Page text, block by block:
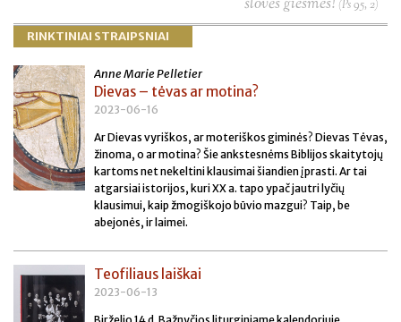
(Ps 95, 2)
RINKTINIAI STRAIPSNIAI
Anne Marie Pelletier
Dievas – tėvas ar motina?
2023-06-16
Ar Dievas vyriškos, ar moteriškos giminės? Dievas Tėvas,
žinoma, o ar motina? Šie ankstesnėms Biblijos skaitytojų
kartoms net nekeltini klausimai šiandien įprasti. Ar tai
atgarsiai istorijos, kuri XX a. tapo ypač jautri lyčių
klausimui, kaip žmogiškojo būvio mazgui? Taip, be
abejonės, ir laimei.
Teofiliaus laiškai
2023-06-13